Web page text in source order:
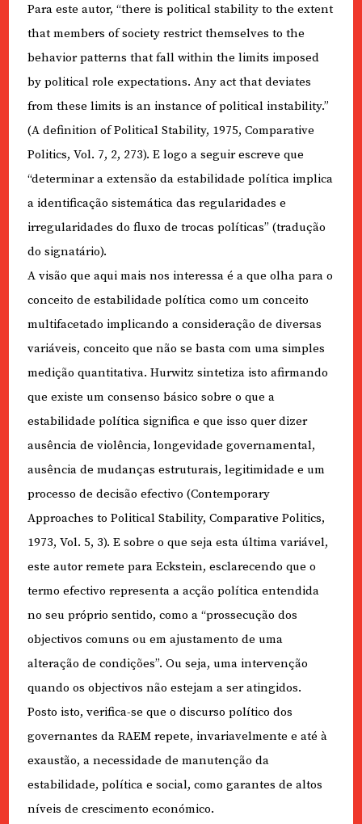
Para este autor, “there is political stability to the extent
that members of society restrict themselves to the
behavior patterns that fall within the limits imposed
by political role expectations. Any act that deviates
from these limits is an instance of political instability.”
(A definition of Political Stability, 1975, Comparative
Politics, Vol. 7, 2, 273). E logo a seguir escreve que
“determinar a extensão da estabilidade política implica
a identificação sistemática das regularidades e
irregularidades do fluxo de trocas políticas” (tradução
do signatário).
A visão que aqui mais nos interessa é a que olha para o
conceito de estabilidade política como um conceito
multifacetado implicando a consideração de diversas
variáveis, conceito que não se basta com uma simples
medição quantitativa. Hurwitz sintetiza isto afirmando
que existe um consenso básico sobre o que a
estabilidade política significa e que isso quer dizer
ausência de violência, longevidade governamental,
ausência de mudanças estruturais, legitimidade e um
processo de decisão efectivo (Contemporary
Approaches to Political Stability, Comparative Politics,
1973, Vol. 5, 3). E sobre o que seja esta última variável,
este autor remete para Eckstein, esclarecendo que o
termo efectivo representa a acção política entendida
no seu próprio sentido, como a “prossecução dos
objectivos comuns ou em ajustamento de uma
alteração de condições”. Ou seja, uma intervenção
quando os objectivos não estejam a ser atingidos.
Posto isto, verifica-se que o discurso político dos
governantes da RAEM repete, invariavelmente e até à
exaustão, a necessidade de manutenção da
estabilidade, política e social, como garantes de altos
níveis de crescimento económico.